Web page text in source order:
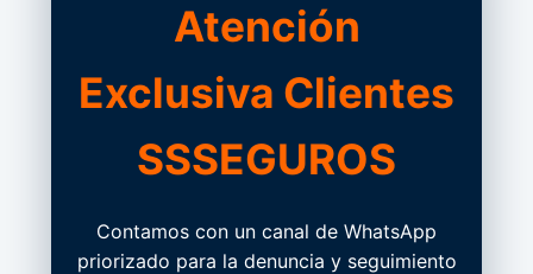
Atención
Exclusiva Clientes
SSSEGUROS
Contamos con un canal de WhatsApp
priorizado para la denuncia y seguimiento